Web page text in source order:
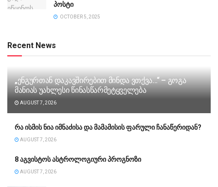
პოსტი
OCTOBER 5, 2025
Recent News
„ენგურთან დაკავშირებით მინდა ვთქვა…“ – გოგა
მანიას უახლესი წინასწარმეტყველება
AUGUST 7, 2026
რა ისმის ნია იმნაძისა და მამამისის ფარული ჩანაწერიდან?
AUGUST 7, 2026
8 აგვისტოს ასტროლოგიური პროგნოზი
AUGUST 7, 2026